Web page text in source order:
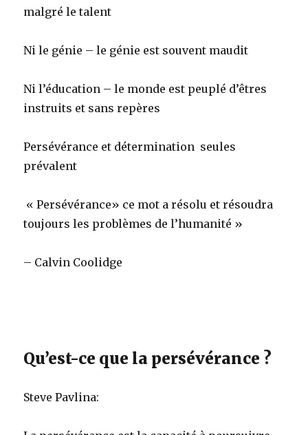
malgré le talent
Ni le génie – le génie est souvent maudit
Ni l’éducation – le monde est peuplé d’êtres
instruits et sans repères
Persévérance et détermination seules
prévalent
« Persévérance» ce mot a résolu et résoudra
toujours les problèmes de l’humanité »
– Calvin Coolidge
Qu’est-ce que la persévérance ?
Steve Pavlina: